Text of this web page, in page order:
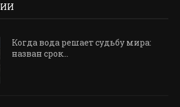
Когда вода решает судьбу мира:
назван срок...